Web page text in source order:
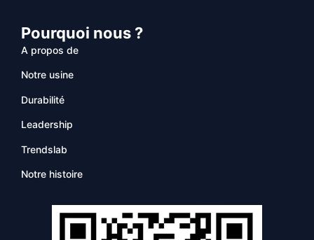
Pourquoi nous ?
A propos de
Notre usine
Durabilité
Leadership
Trendslab
Notre histoire